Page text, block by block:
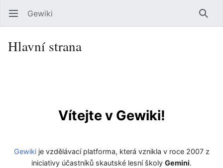
Otevřít hlavní menu Gewiki
Hlavní strana
Vítejte v Gewiki!
Gewikije vzdělávací platforma, která vznikla v roce 2007 z
iniciativy účastníků skautské lesní školy Gemini.